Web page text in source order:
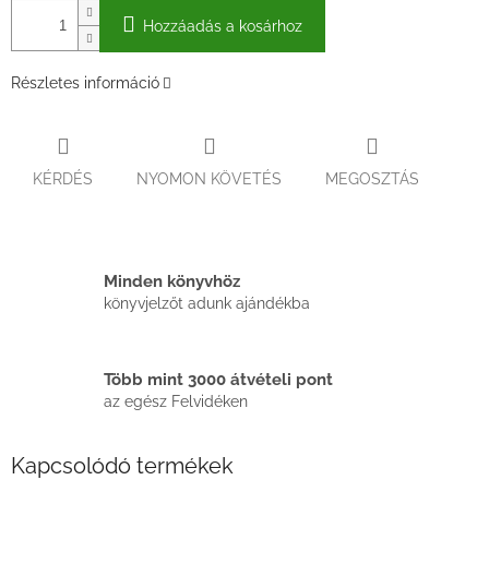
Hozzáadás a kosárhoz
Részletes információ
KÉRDÉS NYOMON KÖVETÉS MEGOSZTÁS
Minden könyvhöz
könyvjelzőt adunk ajándékba
Több mint 3000 átvételi pont
az egész Felvidéken
Kapcsolódó termékek